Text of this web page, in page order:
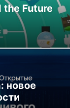
the Future
новое